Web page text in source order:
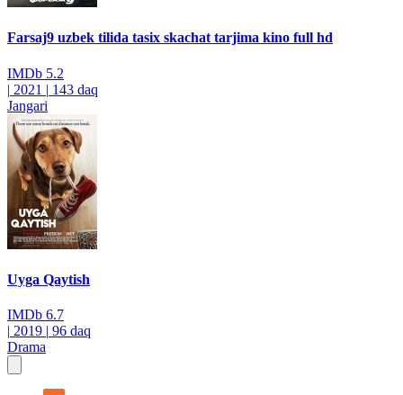
Farsaj9 uzbek tilida tasix skachat tarjima kino full hd
IMDb 5.2
| 2021 | 143 daq
Jangari
Uyga Qaytish
IMDb 6.7
| 2019 | 96 daq
Drama